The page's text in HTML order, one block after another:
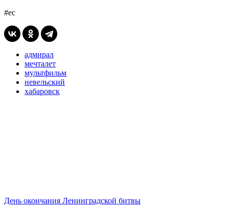
#ес
адмирал
мечталет
мультфильм
невельский
хабаровск
День окончания Ленинградской битвы